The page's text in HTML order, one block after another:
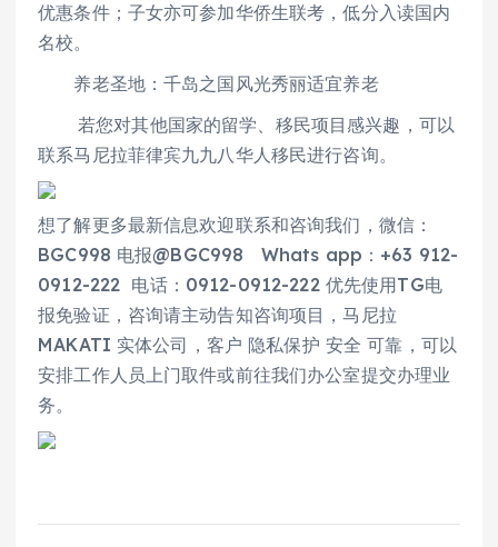
优惠条件；子女亦可参加华侨生联考，低分入读国内
名校。
养老圣地：千岛之国风光秀丽适宜养老
若您对其他国家的留学、移民项目感兴趣，可以
联系马尼拉菲律宾九九八华人移民进行咨询。
想了解更多最新信息欢迎联系和咨询我们，微信：
BGC998 电报@BGC998 Whats app：+63 912-
0912-222 电话：0912-0912-222 优先使用TG电
报免验证，咨询请主动告知咨询项目，马尼拉
MAKATI 实体公司，客户 隐私保护 安全 可靠，可以
安排工作人员上门取件或前往我们办公室提交办理业
务。